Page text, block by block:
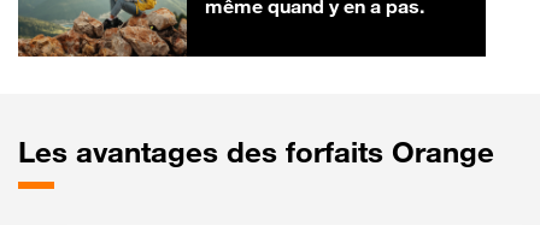
même quand y en a pas.
Les avantages des forfaits Orange